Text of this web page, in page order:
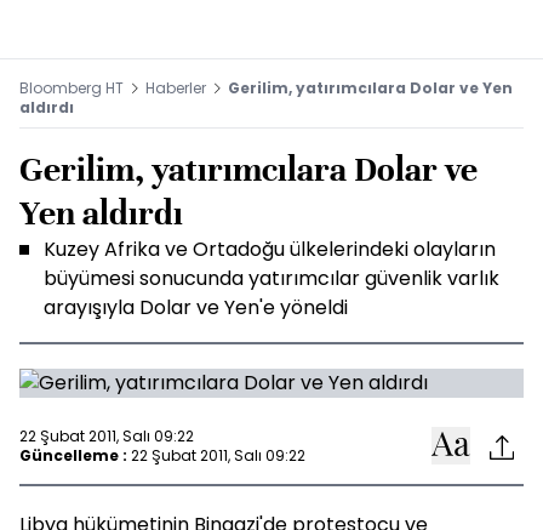
Bloomberg HT Haberler
Gerilim, yatırımcılara Dolar ve Yen
aldırdı
Gerilim, yatırımcılara Dolar ve
Yen aldırdı
Kuzey Afrika ve Ortadoğu ülkelerindeki olayların
büyümesi sonucunda yatırımcılar güvenlik varlık
arayışıyla Dolar ve Yen'e yöneldi
22 Şubat 2011, Salı 09:22
Güncelleme : 22 Şubat 2011, Salı 09:22